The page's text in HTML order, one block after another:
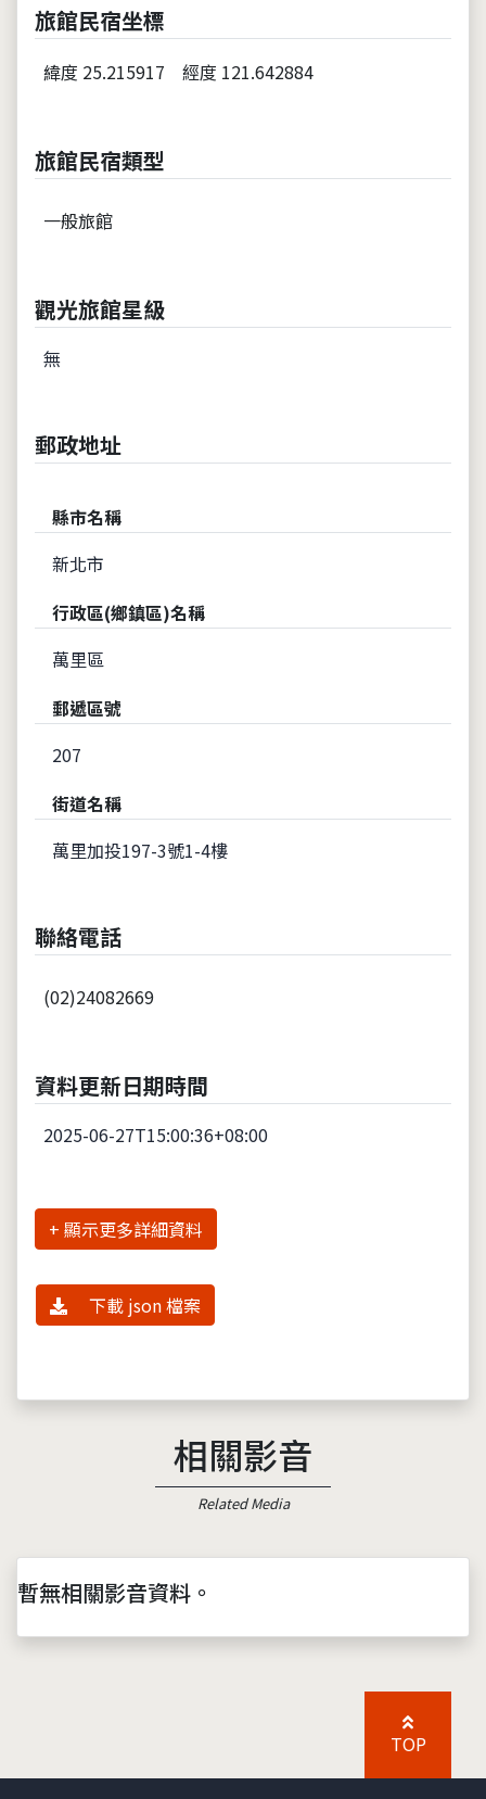
旅館民宿坐標
緯度 25.215917 經度 121.642884
旅館民宿類型
一般旅館
觀光旅館星級
無
郵政地址
縣市名稱
新北市
行政區(鄉鎮區)名稱
萬里區
郵遞區號
207
街道名稱
萬里加投197-3號1-4樓
聯絡電話
(02)24082669
資料更新日期時間
2025-06-27T15:00:36+08:00
詳細資料
下載 json 檔案
相關影音
Related Media
暫無相關影音資料。
TOP